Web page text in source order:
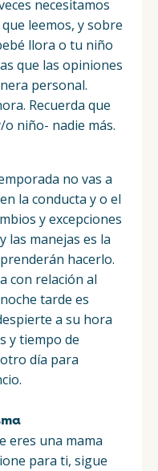
necesitamos
leemos, y sobre
llora o tu niño
que las opiniones
personal.
Recuerda que
niño- nadie más.
no vas a
la conducta y o el
y excepciones
las manejas es la
hacerlo.
con relación al
tarde es
a su hora
y tiempo de
día para
eres una mama
para ti, sigue